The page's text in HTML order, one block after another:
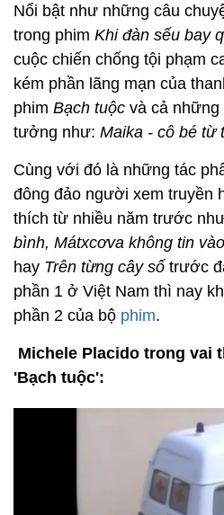
Nổi bật như những câu
trong phim Khi đàn sếu bay
cuộc chiến chống tội phạm
kém phần lãng mạn của
phim Bạch tuộc và cả những
tưởng như: Maika - cô bé từ
Cùng với đó là những tác
đông đảo người xem truyền
thích từ nhiều năm trước
bình, Mátxcơva không tin
hay Trên từng cây số trước
phần 1 ở Việt Nam thì nay
phần 2 của bộ phim.
Michele Placido trong vai
'Bạch tuộc':